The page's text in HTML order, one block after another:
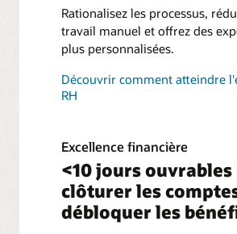
Rationalisez les processus,
travail manuel et offrez des
plus personnalisées.
Découvrir comment atteindre
RH
Excellence financière
<10 jours
clôturer les
débloquer les